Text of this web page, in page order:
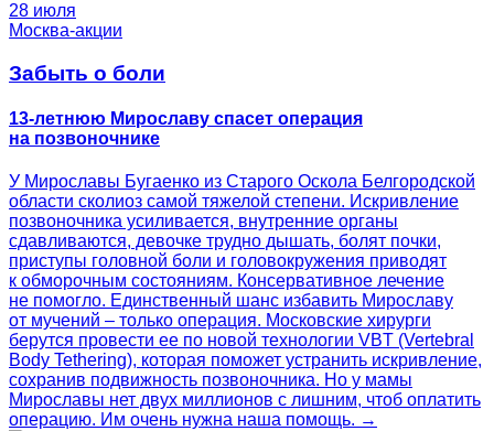
28 июля
Москва-акции
Забыть о боли
13-летнюю Мирославу спасет операция
на позвоночнике
У Мирославы Бугаенко из Старого Оскола Белгородской
области сколиоз самой тяжелой степени. Искривление
позвоночника усиливается, внутренние органы
сдавливаются, девочке трудно дышать, болят почки,
приступы головной боли и головокружения приводят
к обморочным состояниям. Консервативное лечение
не помогло. Единственный шанс избавить Мирославу
от мучений – только операция. Московские хирурги
берутся провести ее по новой технологии VBT (Vertebral
Body Tethering), которая поможет устранить искривление,
сохранив подвижность позвоночника. Но у мамы
Мирославы нет двух миллионов с лишним, чтоб оплатить
операцию. Им очень нужна наша помощь. →